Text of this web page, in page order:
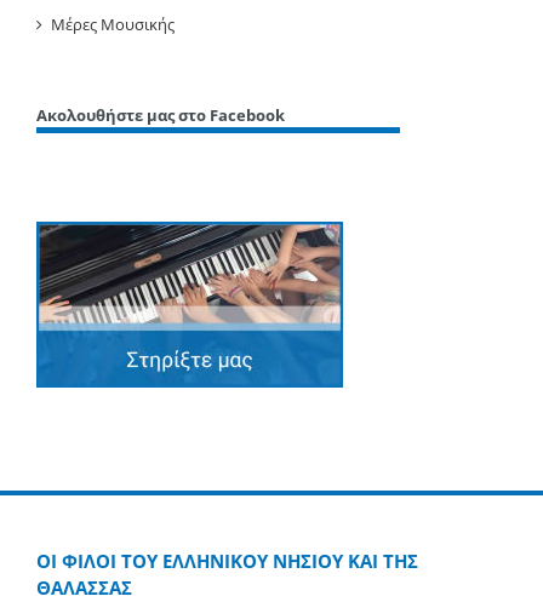
Μέρες Μουσικής
Ακολουθήστε μας στο Facebook
ΟΙ ΦΙΛΟΙ ΤΟΥ ΕΛΛΗΝΙΚΟΥ ΝΗΣΙΟΥ ΚΑΙ ΤΗΣ
ΘΑΛΑΣΣΑΣ